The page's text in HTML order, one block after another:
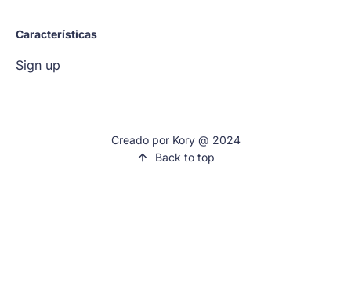
Características
Sign up
Creado por Kory @ 2024
Back to top